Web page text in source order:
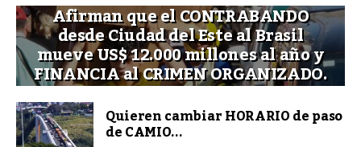
Afirman que el CONTRABANDO
desde Ciudad del Este al Brasil
mueve US$ 12.000 millones al año y
FINANCIA al CRIMEN ORGANIZADO.
Quieren cambiar HORARIO de paso
de CAMIO...